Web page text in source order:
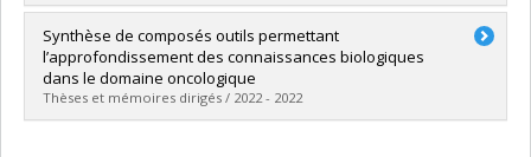
Graduate :MacDougall, Thomas
Cycle :Master's
Grade : M. Sc.
Lien vers le document dans Papyrus
Synthèse de composés outils permettant
l’approfondissement des connaissances biologiques
dans le domaine oncologique
Thèses et mémoires dirigés / 2022 - 2022